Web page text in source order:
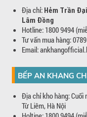
Địa chỉ: Hẻm Trần
Lâm Đồng
Hotline: 1800 9494
Tư vấn mua hàng:
Email:
BẾP AN KHANG
Địa chỉ kho hàng: Cuối
Từ Liêm, Hà Nội